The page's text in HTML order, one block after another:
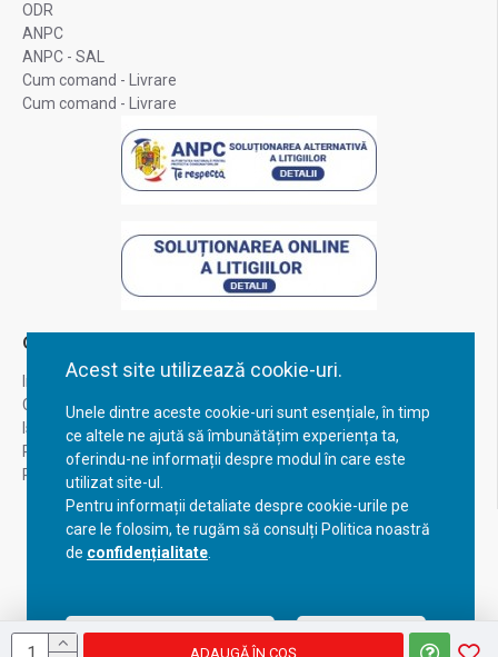
Acest site utilizează cookie-uri.
Unele dintre aceste cookie-uri sunt esențiale, în timp
ce altele ne ajută să îmbunătățim experiența ta,
oferindu-ne informații despre modul în care este
utilizat site-ul.
Pentru informații detaliate despre cookie-urile pe
care le folosim, te rugăm să consulți Politica noastră
de confidențialitate
Acceptă setările curente Configurează
ADAUGĂ ÎN COŞ
ODR
ANPC
ANPC - SAL
Cum comand - Livrare
Cum comand - Livrare
Contul Meu
Inregistrare
Contul meu
Istoric comenzi
Recuperare parola
Returnare produs